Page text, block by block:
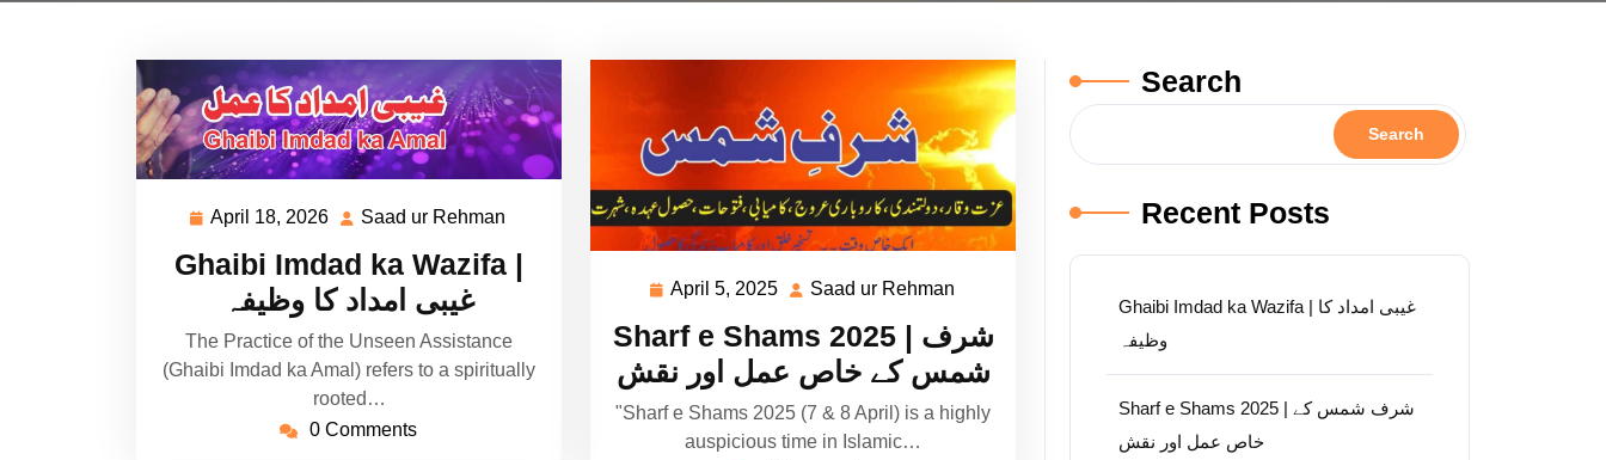
April 18, 2026 April
2026
Saad ur Rehman
Ghaibi Imdad ka Wazifa |
غیبی امداد کا وظیفہ
The Practice of the Unseen Assistance
(Ghaibi Imdad ka Amal) refers to a spiritually
rooted…
0 Comments
April 5, 2025 April
2025
Saad ur Rehman
Rehman
Sharf e Shams 2025 | شرف
شمس کے خاص عمل اور نقش
"Sharf e Shams 2025 (7 & 8 April) is a highly
auspicious time in Islamic…
Search
Search
Recent Posts
Ghaibi Imdad ka Wazifa | غیبی امداد کا
وظیفہ
Sharf e Shams 2025 | شرف شمس کے
خاص عمل اور نقش